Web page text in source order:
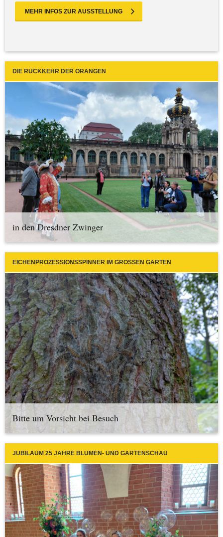
MEHR INFOS ZUR AUSSTELLUNG
DIE RÜCKKEHR DER ORANGEN
in den Dresdner Zwinger
EICHENPROZESSIONSSPINNER IM GROSSEN GARTEN
Bitte um Vorsicht bei Besuch
JUBILÄUM 25 JAHRE BLUMEN- UND GARTENSCHAU